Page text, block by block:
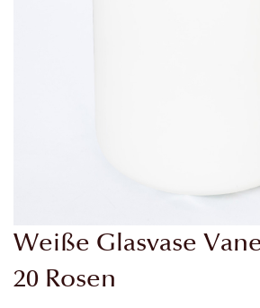
Weiße Glasvase
20 Rosen
Zum
Anfang
der